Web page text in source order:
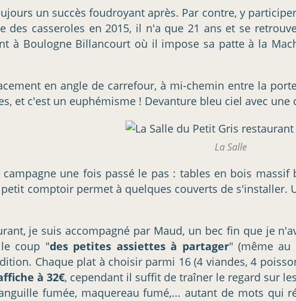
un succès foudroyant après. Par contre, y
des casseroles en 2015, il n'a que 21 ans et se
à Boulogne Billancourt où il impose sa patte à la
en angle de carrefour, à mi-chemin entre la
et c'est un euphémisme ! Devanture bleu ciel avec
La Salle
une fois passé le pas : tables en bois
comptoir permet à quelques couverts de s'installer.
je suis accompagné par Maud, un bec fin que je
coup "des petites assiettes à partager" (même au
Chaque plat à choisir parmi 16 (4 viandes, 4
à 32€, cependant il suffit de traîner le regard sur
fumée, maquereau fumé,... autant de mots